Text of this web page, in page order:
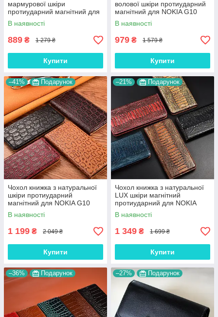
хто цінує стиль і комфорт.
🥈Силіконовий чохол - Відмінний варіант для повсякденної
зручності.
пристрою.
Якщо у тебеNokia G10, не чекай першої подряпини.Купити
чохол на Нокіа Г10
- Це не просто покупка, а продовження
мармурової шкіри
протиударний магнітний для
NOKIA G10 "MARBLE"
В наявності
889 ₴ 1 279 ₴
Купити
волової шкіри протиударний
магнітний для NOKIA G10
"BULL"
В наявності
979 ₴ 1 579 ₴
Купити
–41% Подарунок
Чохол книжка з натуральної
шкіри протиударний
магнітний для NOKIA G10
"JACOSA"
В наявності
1 199 ₴ 2 049 ₴
Купити
–21% Подарунок
Чохол книжка з натуральної
LUX шкіри магнітний
протиударний для NOKIA
G10 "ZENUS"
В наявності
1 349 ₴ 1 699 ₴
Купити
–36% Подарунок –27% Подарунок